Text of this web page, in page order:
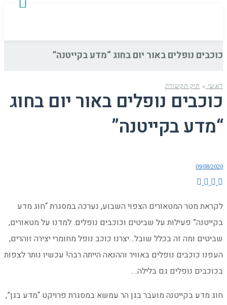
כוכבים נופלים באור יום בחוג “מדע בקייטנה”
ראשי » תיק תקשורת
כוכבים נופלים באור יום בחוג
“מדע בקייטנה”
09/08/2020
לקראת מטר המטאורים הצפוי השבוע, נערכה במסגרת “חוג מדע
בקייטנה” פעילות על שביטים וכוכבים נופלים. למדנו על מטאורים,
שביטים ומה זה בכלל שובל…יצרנו כוכב נופל מחומרי יצירה זוהרים,
העפנו כוכבים נופלים באוויר וההנאה הייתה רבה! עכשיו נותר לצפות
בכוכבים נופלים גם בלילה….
חוג מדע בקייטנה מועבר בגן הר עמשא במסגרת פרויקט “מדע בגן”,